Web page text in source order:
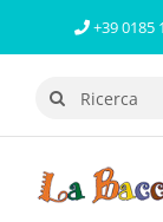
+39 0185
Cerca